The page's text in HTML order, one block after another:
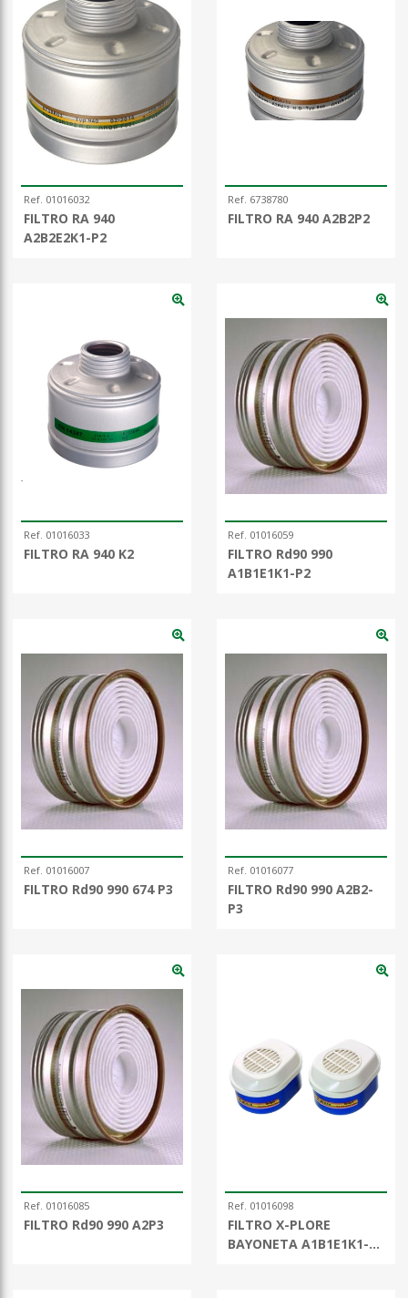
Ref. 01016032
FILTRO RA 940
A2B2E2K1-P2
Ref. 6738780
FILTRO RA 940 A2B2P2
Ref. 01016033
FILTRO RA 940 K2
Ref. 01016059
FILTRO Rd90 990
A1B1E1K1-P2
Ref. 01016007
FILTRO Rd90 990 674 P3
Ref. 01016077
FILTRO Rd90 990 A2B2-
P3
Ref. 01016085
FILTRO Rd90 990 A2P3
Ref. 01016098
FILTRO X-PLORE
BAYONETA A1B1E1K1-